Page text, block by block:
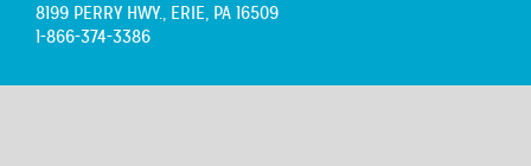
8199 PERRY HWY., ERIE, PA 16509
1-866-374-3386